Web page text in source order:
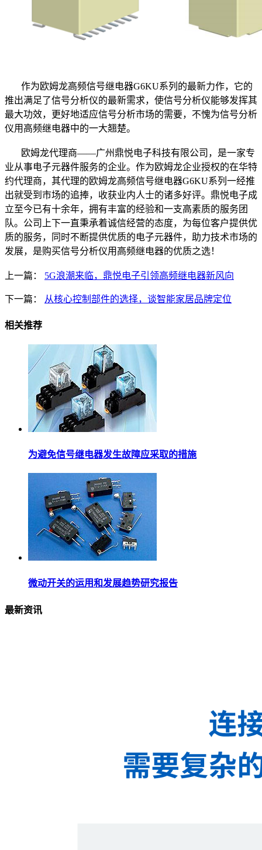
作为欧姆龙高频信号继电器G6KU系列的最新力作，它的
推出满足了信号分析仪的最新需求，使信号分析仪能够发挥其
最大功效，更好地适应信号分析市场的需要，不愧为信号分析
仪用高频继电器中的一大翘楚。
欧姆龙代理商——广州鼎悦电子科技有限公司，是一家专
业从事电子元器件服务的企业。作为欧姆龙企业授权的在华特
约代理商，其代理的欧姆龙高频信号继电器G6KU系列一经推
出就受到市场的追捧，收获业内人士的诸多好评。鼎悦电子成
立至今已有十余年，拥有丰富的经验和一支高素质的服务团
队。公司上下一直秉承着诚信经营的态度，为每位客户提供优
质的服务，同时不断提供优质的电子元器件，助力技术市场的
发展，是购买信号分析仪用高频继电器的优质之选！
上一篇： 5G浪潮来临，鼎悦电子引领高频继电器新风向
下一篇： 从核心控制部件的选择，谈智能家居品牌定位
相关推荐
为避免信号继电器发生故障应采取的措施
微动开关的运用和发展趋势研究报告
最新资讯